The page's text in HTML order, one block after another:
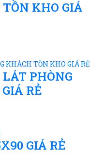
TỒN KHO GIÁ
LÁT PHÒNG
RẺ
GIÁ RẺ